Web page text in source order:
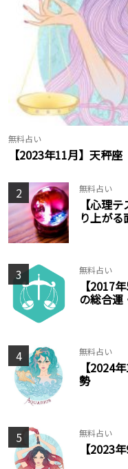
無料占い
【2023年11月】天秤
2 無料占い
【心理
り上が
3 無料占い
【2017
の総合運
4 無料占い
【2024
勢
5 無料占い
【2023